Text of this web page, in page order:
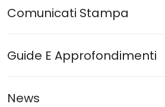
Comunicati Stampa
Guide E Approfondimenti
News